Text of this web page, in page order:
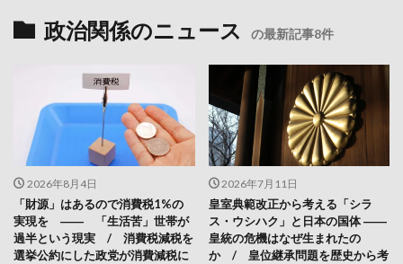
政治関係のニュース の最新記事8件
2026年8月4日
「財源」はあるので消費税1%の
実現を ―― 「生活苦」世帯が
過半という現実 / 消費税減税を
選挙公約にした政党が消費減税に
2026年7月11日
皇室典範改正から考える「シラ
ス・ウシハク」と日本の国体 ――
皇統の危機はなぜ生まれたの
か / 皇位継承問題を歴史から考